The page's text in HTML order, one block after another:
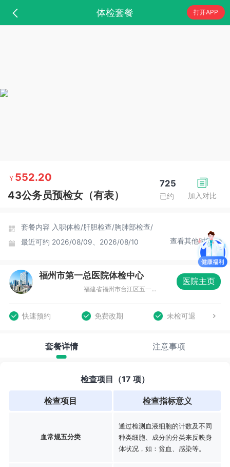
体检套餐 打开APP
加入对比
725
已约
￥ 552.20
43公务员预检女（有表）
套餐内容 入职体检/肝胆检查/胸肺部检查/
最近可约 2026/08/09、2026/08/10 查看其他时间
福州市第一总医院体检中心
福建省福州市台江区五一南路52号市一体检中心（福州市第十五中学旁）
医院主页
快速预约 免费改期 未检可退
套餐详情 注意事项
检查项目（17 项）
检查项目 检查指标意义
血常规五分类
通过检测血液细胞的计数及不同
种类细胞、成分的分类来反映身
体状况，如：贫血、感染等。